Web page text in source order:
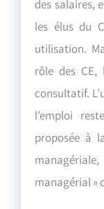
des salaires,
les élus du
utilisation.
rôle des
consultatif.
l’emploi
proposée à
managérial »